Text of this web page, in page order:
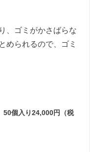
、ゴミがかさばらな
められるので、ゴミ
50個入り24,000円（税